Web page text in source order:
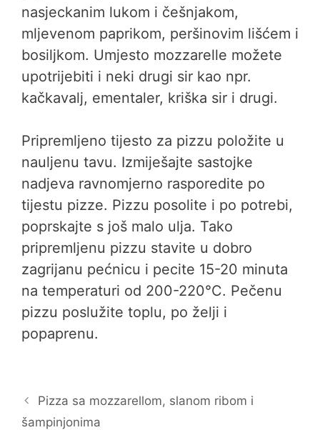
nasjeckanim lukom i češnjakom,
mljevenom paprikom, peršinovim lišćem i
bosiljkom. Umjesto mozzarelle možete
upotrijebiti i neki drugi sir kao npr.
kačkavalj, ementaler, kriška sir i drugi.
Pripremljeno tijesto za pizzu položite u
nauljenu tavu. Izmiješajte sastojke
nadjeva ravnomjerno rasporedite po
tijestu pizze. Pizzu posolite i po potrebi,
poprskajte s još malo ulja. Tako
pripremljenu pizzu stavite u dobro
zagrijanu pećnicu i pecite 15-20 minuta
na temperaturi od 200-220°C. Pečenu
pizzu poslužite toplu, po želji i
popaprenu.
Pizza sa mozzarellom, slanom ribom i
šampinjonima